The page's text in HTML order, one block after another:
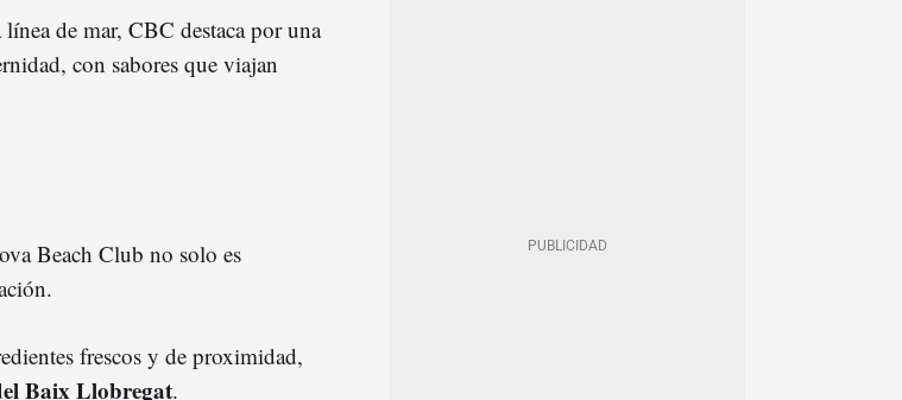
de mar, CBC destaca por una
con sabores que viajan
Beach Club no solo es
frescos y de proximidad,
Baix Llobregat.